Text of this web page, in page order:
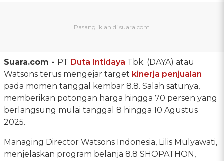
Suara.com - PT Duta Intidaya Tbk. (DAYA) atau
Watsons terus mengejar target kinerja penjualan
pada momen tanggal kembar 8.8. Salah satunya,
memberikan potongan harga hingga 70 persen yang
berlangsung mulai tanggal 8 hingga 10 Agustus
2025.
Managing Director Watsons Indonesia, Lilis Mulyawati,
menjelaskan program belanja 8.8 SHOPATHON,